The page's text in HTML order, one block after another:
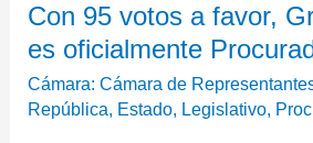
Con 95 votos a favor,
es oficialmente
Cámara: Cámara de
República, Estado, Legislativo,
95
votos
a
favor,